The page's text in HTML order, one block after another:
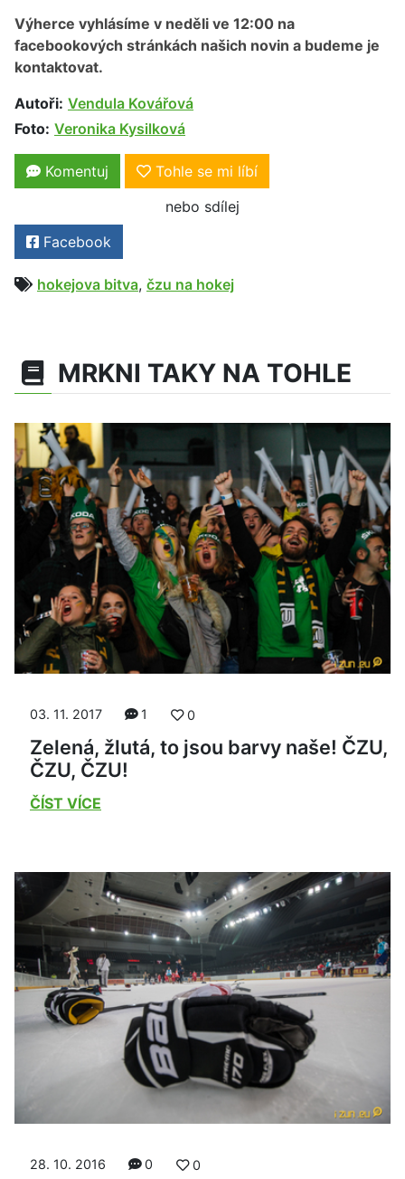
Výherce vyhlásíme v neděli ve 12:00 na
facebookových stránkách našich novin a budeme je
kontaktovat.
Autoři: Vendula Kovářová
Foto: Veronika Kysilková
Komentuj
Tohle se mi líbí
nebo sdílej
Facebook
hokejova bitva, čzu na hokej
MRKNI TAKY NA TOHLE
03. 11. 2017 1 0
Zelená, žlutá, to jsou barvy naše! ČZU,
ČZU, ČZU!
ČÍST VÍCE
28. 10. 2016 0 0